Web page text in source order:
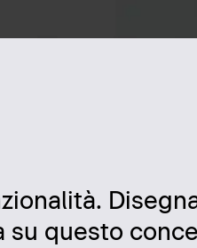
su questo